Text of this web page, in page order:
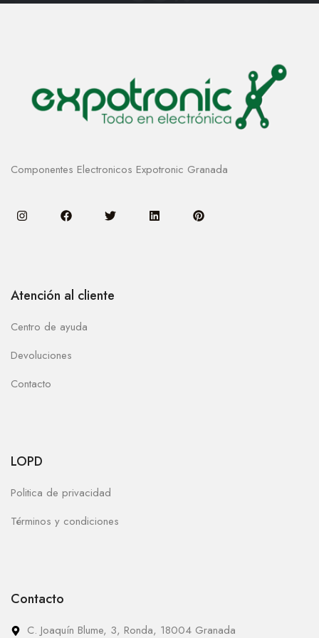
Componentes Electronicos Expotronic Granada
Atención al cliente
Centro de ayuda
Devoluciones
Contacto
LOPD
Politica de privacidad
Términos y condiciones
Contacto
C. Joaquín Blume, 3, Ronda, 18004 Granada